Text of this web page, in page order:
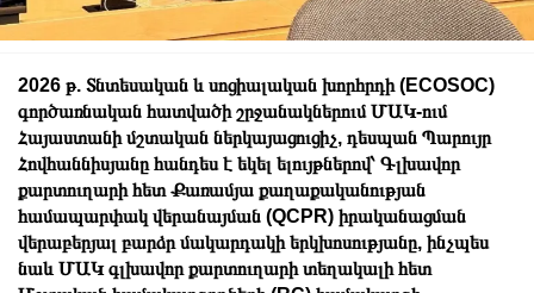
2026 թ. Տնտեսական և սոցիալական խորհրդի (ECOSOC)
գործառնական հատվածի շրջանակներում ՄԱԿ-ում
Հայաստանի մշտական ներկայացուցիչ, դեսպան Պարույր
Հովհաննիսյանը հանդես է եկել ելույթներով՝ Գլխավոր
քարտուղարի հետ Քառամյա քաղաքականության
համապարփակ վերանայման (QCPR) իրականացման
վերաբերյալ բարձր մակարդակի երկխոսությանը, ինչպես
նաև ՄԱԿ գլխավոր քարտուղարի տեղակալի հետ